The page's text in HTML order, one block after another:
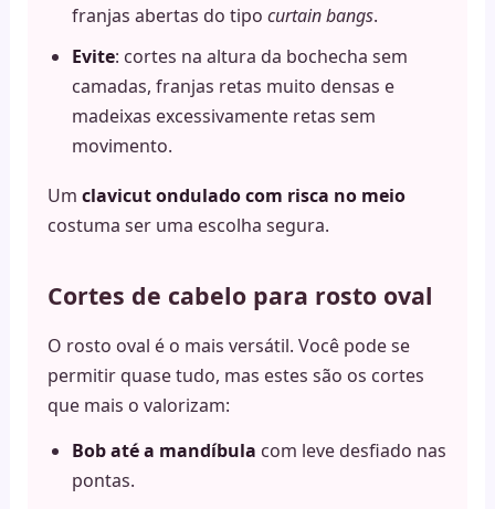
franjas abertas do tipocurtain bangs.
Evite: cortes na altura da bochecha sem
camadas, franjas retas muito densas e
madeixas excessivamente retas sem
movimento.
Umclavicut ondulado com risca no meio
costuma ser uma escolha segura.
Cortes de cabelo para rosto oval
O rosto oval é o mais versátil. Você pode se
permitir quase tudo, mas estes são os cortes
que mais o valorizam:
Bob até a mandíbula com leve desfiado nas
pontas.